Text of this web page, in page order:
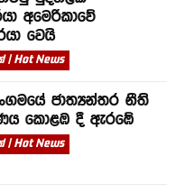
අමෙරිකාවේ
වෙයි
Hot News
ජාත්‍යන්තර නීති
කොළඹ දී ඇරඹේ
Hot News